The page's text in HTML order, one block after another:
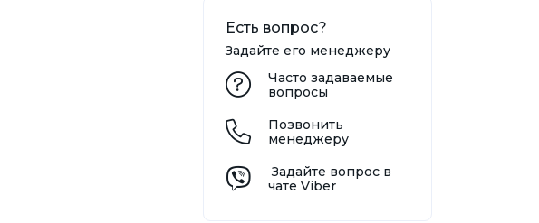
Есть вопрос?
Задайте его менеджеру
Часто задаваемые
вопросы
Позвонить
менеджеру
Задайте вопрос в
чате Viber